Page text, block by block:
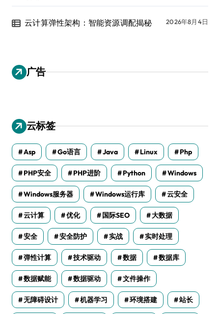
云计算弹性架构：智能资源调配揭秘 2026年8月4日
广告
云标签
Asp Go语言 Java Linux Php
PHP安全 PHP进阶 Python Windows
Windows服务器 Windows运行库 云安全
云计算 优化 国际SEO 大数据
安全 安全防护 实战 实时处理
弹性计算 技术驱动 数据 数据库
数据赋能 数据驱动 文件操作
无障碍设计 机器学习 环境搭建 站长